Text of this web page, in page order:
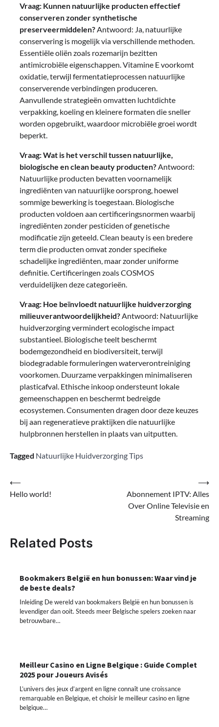
Vraag: Kunnen natuurlijke producten effectief
conserveren zonder synthetische
preserveermiddelen?Antwoord: Ja, natuurlijke
conservering is mogelijk via verschillende methoden.
Essentiële oliën zoals rozemarijn bezitten
antimicrobiële eigenschappen. Vitamine E voorkomt
oxidatie, terwijl fermentatieprocessen natuurlijke
conserverende verbindingen produceren.
Aanvullende strategieën omvatten luchtdichte
verpakking, koeling en kleinere formaten die sneller
worden opgebruikt, waardoor microbiële groei wordt
beperkt.
Vraag: Wat is het verschil tussen natuurlijke,
biologische en clean beauty producten?Antwoord:
Natuurlijke producten bevatten voornamelijk
ingrediënten van natuurlijke oorsprong, hoewel
sommige bewerking is toegestaan. Biologische
producten voldoen aan certificeringsnormen waarbij
ingrediënten zonder pesticiden of genetische
modificatie zijn geteeld. Clean beauty is een bredere
term die producten omvat zonder specifieke
schadelijke ingrediënten, maar zonder uniforme
definitie. Certificeringen zoals COSMOS
verduidelijken deze categorieën.
Vraag: Hoe beïnvloedt natuurlijke huidverzorging
milieuverantwoordelijkheid?Antwoord: Natuurlijke
huidverzorging vermindert ecologische impact
substantieel. Biologische teelt beschermt
bodemgezondheid en biodiversiteit, terwijl
biodegradable formuleringen waterverontreiniging
voorkomen. Duurzame verpakkingen minimaliseren
plasticafval. Ethische inkoop ondersteunt lokale
gemeenschappen en beschermt bedreigde
ecosystemen. Consumenten dragen door deze keuzes
bij aan regeneratieve praktijken die natuurlijke
hulpbronnen herstellen in plaats van uitputten.
Tagged Natuurlijke Huidverzorging Tips
Post
navigation
⟵
Hello world!
Abonnement IPTV: Alles
Over Online Televisie en
Streaming
⟶
Related Posts
Bookmakers België en hun bonussen: Waar vind je
de beste deals?
Inleiding De wereld van bookmakers België en hun bonussen is
levendiger dan ooit. Steeds meer Belgische spelers zoeken naar
betrouwbare…
Meilleur Casino en Ligne Belgique : Guide Complet
2025 pour Joueurs Avisés
L’univers des jeux d’argent en ligne connaît une croissance
remarquable en Belgique, et choisir le meilleur casino en ligne
belgique…